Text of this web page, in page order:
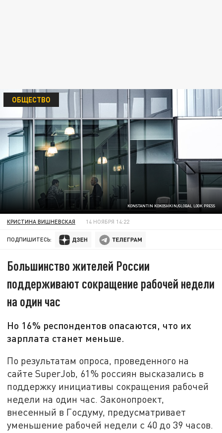
KONSTANTIN KOKOSHKIN/GLOBAL LOOK PRESS
ОБЩЕСТВО
КРИСТИНА ВИШНЕВСКАЯ 14 НОЯБРЯ 14:22
ПОДПИШИТЕСЬ:
Большинство жителей России
поддерживают сокращение рабочей недели
на один час
Но 16% респондентов опасаются, что их
зарплата станет меньше.
По результатам опроса, проведенного на
сайте SuperJob, 61% россиян высказались в
поддержку инициативы сокращения рабочей
недели на один час. Законопроект,
внесенный в Госдуму, предусматривает
уменьшение рабочей недели с 40 до 39 часов.